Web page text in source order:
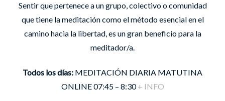
Sentir que pertenece a un grupo, colectivo o comunidad
que tiene la meditación como el método esencial en el
camino hacia la libertad, es un gran beneficio para la
meditador/a.
Todos los días: MEDITACIÓN DIARIA MATUTINA
ONLINE 07:45 – 8:30+ INFO